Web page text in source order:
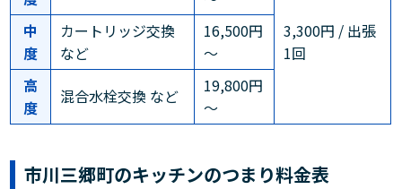
3,300円 / 出張
1回
中
度
カートリッジ交換
など
16,500円
～
高
度
混合水栓交換 など
19,800円
～
市川三郷町のキッチンのつまり料金表